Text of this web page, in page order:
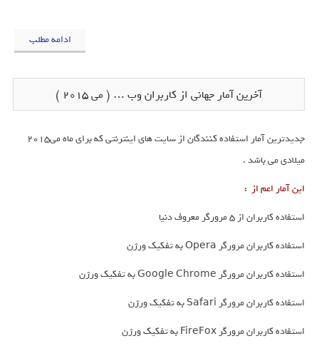
ادامه مطلب
آخرین آمار جهانی از کاربران وب … ( می 2015 )
جدیدترین آمار استفاده کنندگان از سایت های اینترنتی که برای ماه می2015
میلادی می باشد .
این آمار اعم از :
استفاده کاربران از 5 مرورگر معروف دنیا
استفاده کاربران مرورگر Opera به تفکیک ورژن
استفاده کاربران مرورگر Google Chrome به تفکیک ورژن
استفاده کاربران مرورگر Safari به تفکیک ورژن
استفاده کاربران مرورگر FireFox به تفکیک ورژن